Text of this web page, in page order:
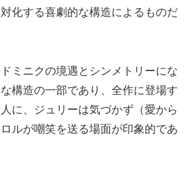
化する喜劇的な構造によるものだ
ミニクの境遇とシンメトリーにな
構造の一部であり、全作に登場す
に、ジュリーは気づかず（愛から
ルが嘲笑を送る場面が印象的であ